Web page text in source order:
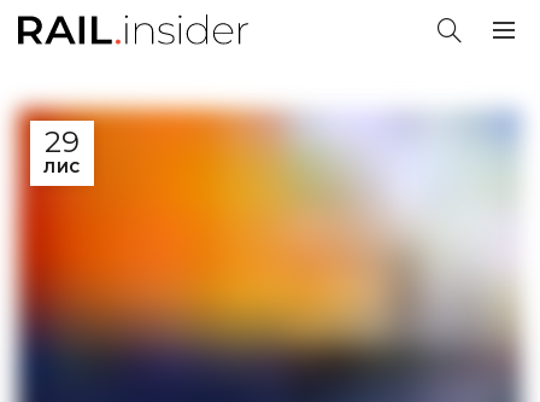
29
ЛИС